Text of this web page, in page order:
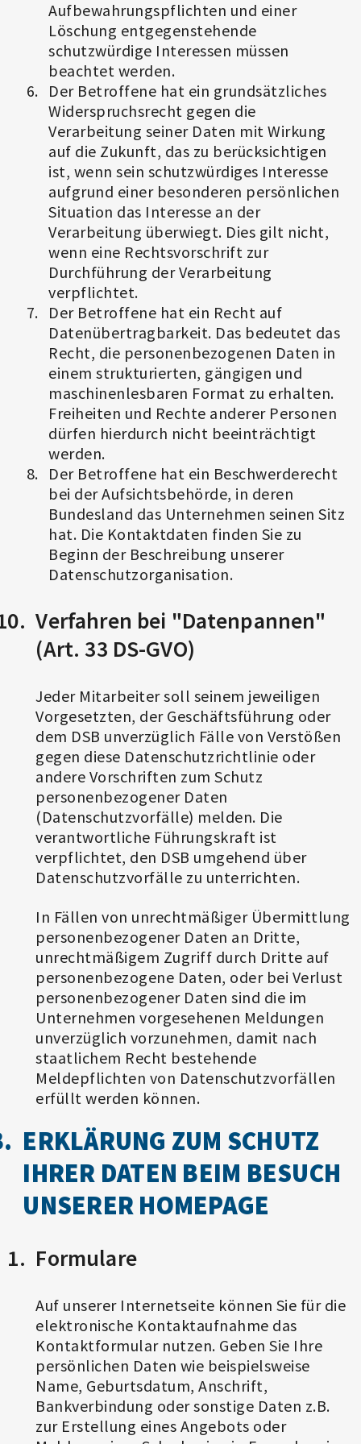
Aufbewahrungspflichten und einer
Löschung entgegenstehende
schutzwürdige Interessen müssen
beachtet werden.
Der Betroffene hat ein grundsätzliches
Widerspruchsrecht gegen die
Verarbeitung seiner Daten mit Wirkung
auf die Zukunft, das zu berücksichtigen
ist, wenn sein schutzwürdiges Interesse
aufgrund einer besonderen persönlichen
Situation das Interesse an der
Verarbeitung überwiegt. Dies gilt nicht,
wenn eine Rechtsvorschrift zur
Durchführung der Verarbeitung
verpflichtet.
Der Betroffene hat ein Recht auf
Datenübertragbarkeit. Das bedeutet das
Recht, die personenbezogenen Daten in
einem strukturierten, gängigen und
maschinenlesbaren Format zu erhalten.
Freiheiten und Rechte anderer Personen
dürfen hierdurch nicht beeinträchtigt
werden.
Der Betroffene hat ein Beschwerderecht
bei der Aufsichtsbehörde, in deren
Bundesland das Unternehmen seinen Sitz
hat. Die Kontaktdaten finden Sie zu
Beginn der Beschreibung unserer
Datenschutzorganisation.
Verfahren bei "Datenpannen"
(Art. 33 DS-GVO)
Jeder Mitarbeiter soll seinem jeweiligen
Vorgesetzten, der Geschäftsführung oder
dem DSB unverzüglich Fälle von Verstößen
gegen diese Datenschutzrichtlinie oder
andere Vorschriften zum Schutz
personenbezogener Daten
(Datenschutzvorfälle) melden. Die
verantwortliche Führungskraft ist
verpflichtet, den DSB umgehend über
Datenschutzvorfälle zu unterrichten.
In Fällen von unrechtmäßiger Übermittlung
personenbezogener Daten an Dritte,
unrechtmäßigem Zugriff durch Dritte auf
personenbezogene Daten, oder bei Verlust
personenbezogener Daten sind die im
Unternehmen vorgesehenen Meldungen
unverzüglich vorzunehmen, damit nach
staatlichem Recht bestehende
Meldepflichten von Datenschutzvorfällen
erfüllt werden können.
ERKLÄRUNG ZUM SCHUTZ
IHRER DATEN BEIM BESUCH
UNSERER HOMEPAGE
Formulare
Auf unserer Internetseite können Sie für die
elektronische Kontaktaufnahme das
Kontaktformular nutzen. Geben Sie Ihre
persönlichen Daten wie beispielsweise
Name, Geburtsdatum, Anschrift,
Bankverbindung oder sonstige Daten z.B.
zur Erstellung eines Angebots oder